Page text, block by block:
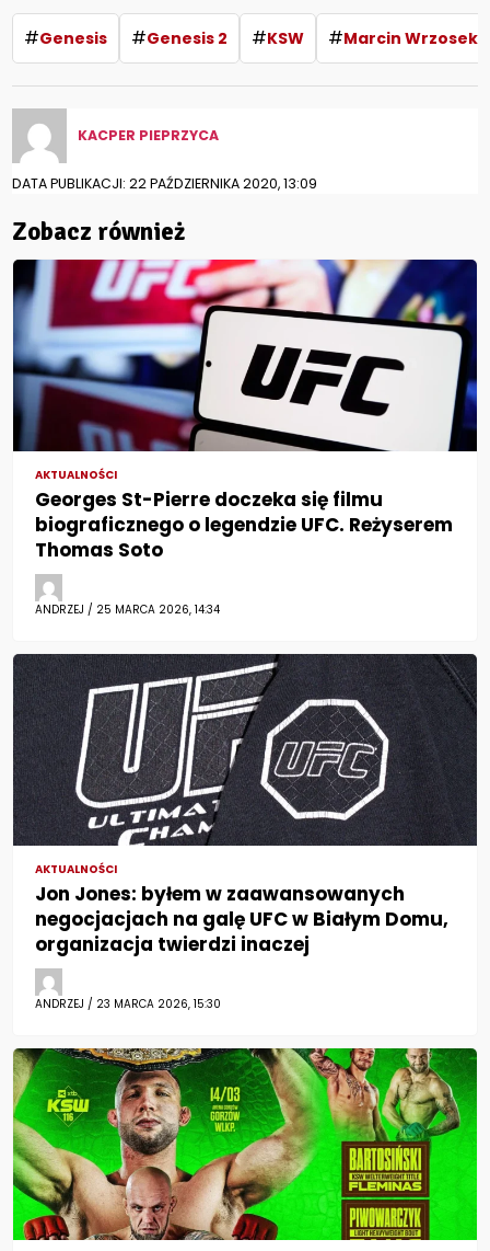
#Genesis #Genesis 2 #KSW #Marcin Wrzosek
KACPER PIEPRZYCA
DATA PUBLIKACJI: 22 PAŹDZIERNIKA 2020, 13:09
Zobacz również
AKTUALNOŚCI
Georges St-Pierre doczeka się filmu
biograficznego o legendzie UFC. Reżyserem
Thomas Soto
ANDRZEJ / 25 MARCA 2026, 14:34
AKTUALNOŚCI
Jon Jones: byłem w zaawansowanych
negocjacjach na galę UFC w Białym Domu,
organizacja twierdzi inaczej
ANDRZEJ / 23 MARCA 2026, 15:30